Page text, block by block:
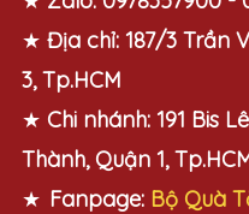
★ Địa chỉ: 187/3 Trần
3, Tp.HCM
★ Chi nhánh: 191 Bis
Thành, Quận 1,
★ Fanpage: Bộ Quà